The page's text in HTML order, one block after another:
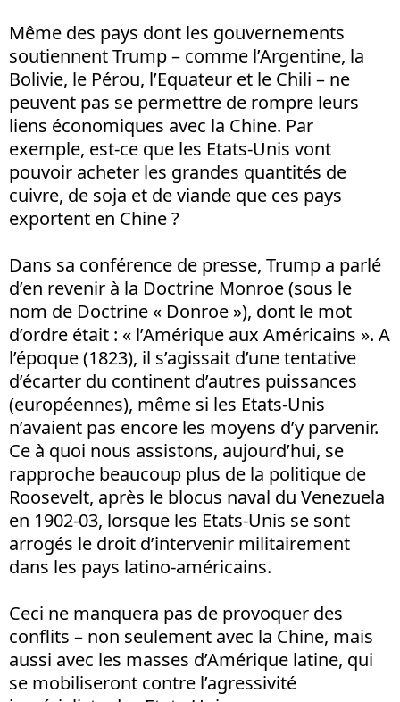
Même des pays dont les gouvernements
soutiennent Trump – comme l’Argentine, la
Bolivie, le Pérou, l’Equateur et le Chili – ne
peuvent pas se permettre de rompre leurs
liens économiques avec la Chine. Par
exemple, est-ce que les Etats-Unis vont
pouvoir acheter les grandes quantités de
cuivre, de soja et de viande que ces pays
exportent en Chine ?
Dans sa conférence de presse, Trump a parlé
d’en revenir à la Doctrine Monroe (sous le
nom de Doctrine « Donroe »), dont le mot
d’ordre était : « l’Amérique aux Américains ». A
l’époque (1823), il s’agissait d’une tentative
d’écarter du continent d’autres puissances
(européennes), même si les Etats-Unis
n’avaient pas encore les moyens d’y parvenir.
Ce à quoi nous assistons, aujourd’hui, se
rapproche beaucoup plus de la politique de
Roosevelt, après le blocus naval du Venezuela
en 1902-03, lorsque les Etats-Unis se sont
arrogés le droit d’intervenir militairement
dans les pays latino-américains.
Ceci ne manquera pas de provoquer des
conflits – non seulement avec la Chine, mais
aussi avec les masses d’Amérique latine, qui
se mobiliseront contre l’agressivité